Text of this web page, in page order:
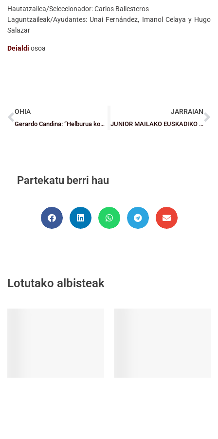
Hautatzailea/Seleccionador: Carlos Ballesteros
Laguntzaileak/Ayudantes: Unai Fernández, Imanol Celaya y Hugo
Salazar
Deialdi osoa
OHIA
Gerardo Candina: “Helburua kopa irabaztea da”
JARRAIAN
JUNIOR MAILAKO EUSKADIKO TXAPELKETAK: Ortuellan ospatuko den txapelketaren egutegiak ezagutzera eman dira
Partekatu berri hau
Lotutako albisteak